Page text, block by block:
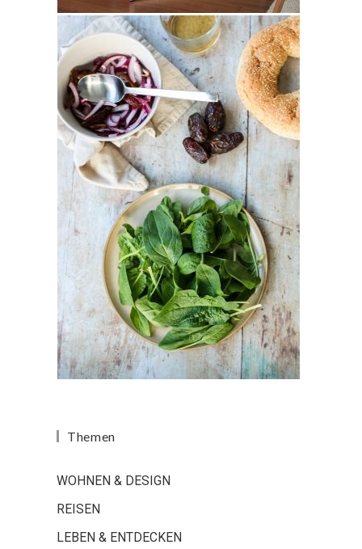
Themen
WOHNEN & DESIGN
REISEN
LEBEN & ENTDECKEN